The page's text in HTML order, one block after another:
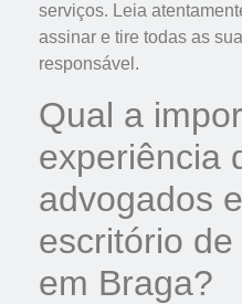
serviços. Leia
assinar e tire todas as
responsável.
Qual a
experiência
advogados
escritório
em Braga?